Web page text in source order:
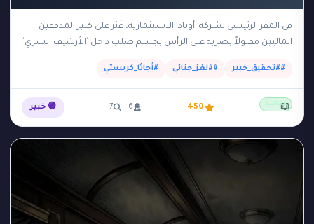
في المقر الرئيسي لشركة 'أوتاد' الاستثمارية، عُثر على كبير المدققين
الماليين مقتولاً بضربة على الرأس بجسم صلب داخل 'الأرشيف السري'
##تحقيق_خبير ##لغز_جنائي #أجاثا_كريستي
مجانية 450
6
7 🟣 خبير 📖